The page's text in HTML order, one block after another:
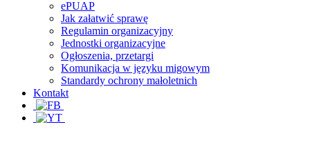
ePUAP
Jak załatwić sprawę
Regulamin organizacyjny
Jednostki organizacyjne
Ogłoszenia, przetargi
Komunikacja w języku migowym
Standardy ochrony małoletnich
Kontakt